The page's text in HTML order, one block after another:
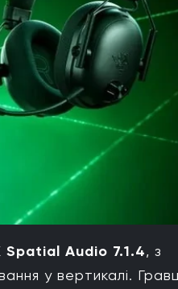
Spatial Audio 7.1.4, з
у вертикалі.